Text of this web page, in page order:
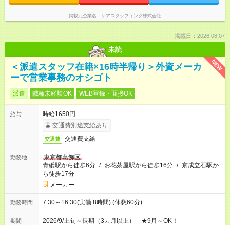
掲載元企業名 ケアスタッフィング株式会社
掲載日：2026.08.07
未読
NEW
＜派遣スタッフ在籍×16時半帰り＞外資メーカ
ーで営業事務のオシゴト
派遣 職種未経験OK WEB登録・面接OK
給与
時給1650円
交通費別途支給あり
交通費 交通費支給
勤務地
東京都葛飾区
青砥駅から徒歩6分 / お花茶屋駅から徒歩16分 / 京成立石駅か
ら徒歩17分
メーカー
勤務時間 7:30～16:30(実働:8時間) (休憩60分)
期間 2026/9/上旬～長期（3カ月以上） ★9月～OK！